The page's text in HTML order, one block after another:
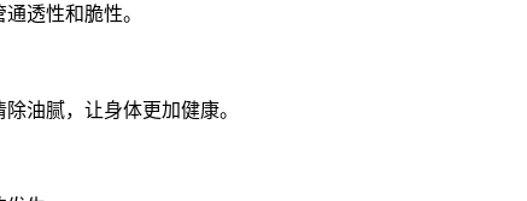
透性和脆性。
油腻，让身体更加健康。